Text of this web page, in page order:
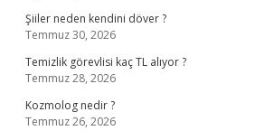
Şiiler neden kendini döver ?
Temmuz 30, 2026
Temizlik görevlisi kaç TL alıyor ?
Temmuz 28, 2026
Kozmolog nedir ?
Temmuz 26, 2026